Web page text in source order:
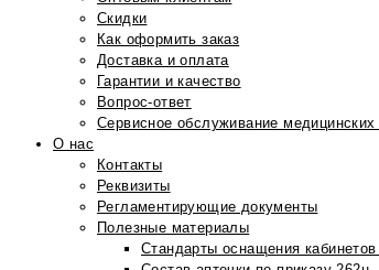
Скидки
Как оформить заказ
Доставка и оплата
Гарантии и качество
Вопрос-ответ
Сервисное обслуживание
О нас
Контакты
Реквизиты
Регламентирующие документы
Полезные материалы
Стандарты оснащения